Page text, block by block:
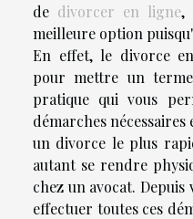
de divorcer en ligne,
meilleure option
En effet, le divorce
pour mettre un
pratique qui vous
démarches
un divorce le plus
autant se rendre
chez un avocat.
effectuer toutes ces